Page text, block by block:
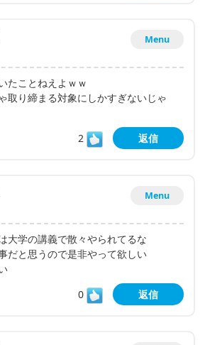
Menu
たことねえよｗｗ
取り締まる対象にしかすぎないじゃ
2
返信
Menu
大学の講義で散々やられてるな
だと思うので是非やって欲しい
0
返信